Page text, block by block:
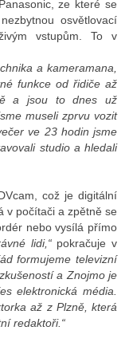
ze které se
osvětlovací
vstupům. To v
a kameramana,
funkce od řidiče až
a jsou to dnes už
museli zprvu vozit
ve 23 hodin jsme
studio a hledali
což je digitální
v počítači a zpětně se
nebo vysílá přímo
lidi,“pokračuje v
formujeme televizní
a Znojmo je
elektronická média.
až z Plzně, která
redaktoři.“